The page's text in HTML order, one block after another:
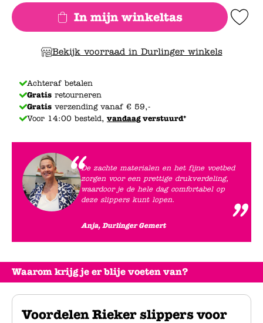
Waarom krijg je er blije voeten van?
Voordelen Rieker slippers voor
In mijn winkeltas Add to
Bekijk voorraad in Durlinger winkels
Achteraf betalen
Gratis retourneren
Gratis verzending vanaf € 59,-
Voor 14:00 besteld, vandaagverstuurd*
De zachte materialen en het fijne voetbed
zorgen voor een prettige drukverdeling,
waardoor je de hele dag comfortabel op
deze slippers kunt lopen.
Anja, Durlinger Gemert